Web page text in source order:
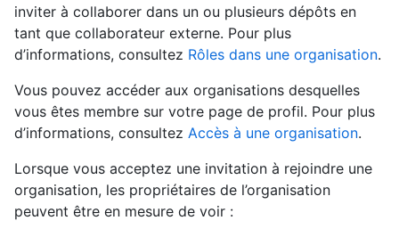
inviter à collaborer dans un ou plusieurs dépôts en
tant que collaborateur externe. Pour plus
d’informations, consultez Rôles dans une organisation.
Vous pouvez accéder aux organisations desquelles
vous êtes membre sur votre page de profil. Pour plus
d’informations, consultez Accès à une organisation.
Lorsque vous acceptez une invitation à rejoindre une
organisation, les propriétaires de l’organisation
peuvent être en mesure de voir :